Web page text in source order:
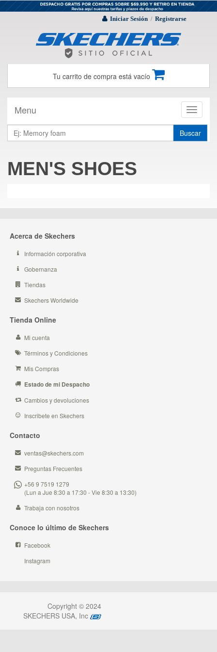
Iniciar Sesión / Registrarse
Tu carrito de compra está vacío
Toggle
Menu
Buscar
MEN'S SHOES
Acerca de Skechers
Información corporativa
Gobernanza
Tiendas
Skechers Worldwide
Tienda Online
Mi cuenta
Términos y Condiciones
Mis Compras
Estado de mi Despacho
Cambios y devoluciones
Inscribete en Skechers
Contacto
ventas@skechers.com
Preguntas Frecuentes
+56 9 7519 1279
(Lun a Jue 8:30 a 17:30 - Vie 8:30 a 13:30)
Trabaja con nosotros
Conoce lo último de Skechers
Facebook
Instagram
Copyright © 2024
SKECHERS USA, Inc